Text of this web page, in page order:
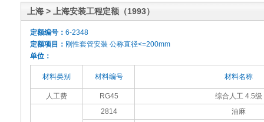
上海 > 上海安装工程定额（1993）
定额编号： 6-2348
定额项目： 刚性套管安装 公称直径<=200mm
单位：
材料类别 材料编号 材料名称
人工费 RG45 综合人工 4.5级
2814
油麻